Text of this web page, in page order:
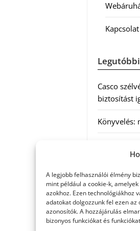
A legjobb felhasználói élmény
mint például a cookie-k,
azokhoz. Ezen technológiákhoz
adatokat dolgozzunk fel ezen az
azonosítók. A hozzájárulás
bizonyos funkciókat és
Kapcsolat
Casco
biztosítást
Könyvelés:
szakszerű
Munkajogi
a jogi